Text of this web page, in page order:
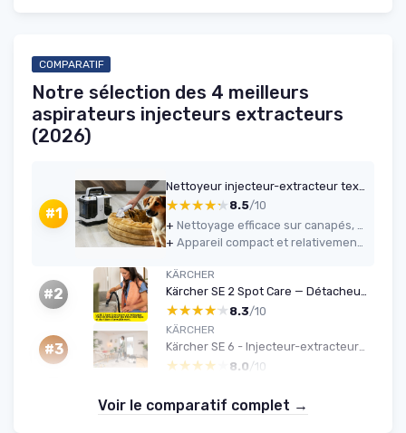
COMPARATIF
Notre sélection des 4 meilleurs
aspirateurs injecteurs extracteurs
(2026)
#1 ★★★★★
★★★★★ 8.5/10
+
+
#2
KÄRCHER
Kärcher SE 2 Spot Care — Détacheur 450 W, 1,5 L
★★★★★
★★★★★ 8.3/10
#3
KÄRCHER
Kärcher SE 6 - Injecteur-extracteur 4 L, Flexible 2-en-1, Accessoires inclus
★★★★★
★★★★★ 8.0 /10
Voir le comparatif complet →